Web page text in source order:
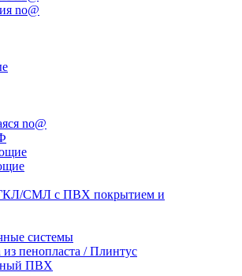
no@
no@
ГКЛ/СМЛ с ПВХ покрытием и
системы
пенопласта / Плинтус
ПВХ